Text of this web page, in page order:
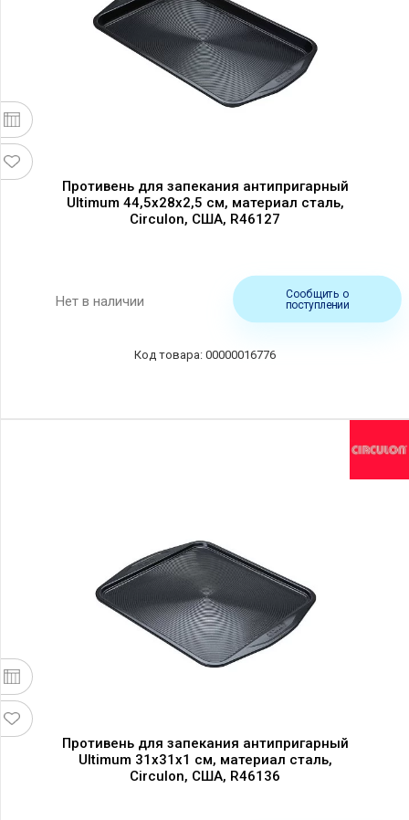
Противень для запекания антипригарный
Ultimum 44,5x28x2,5 см, материал сталь,
Circulon, США, R46127
Нет в наличии
Сообщить о
поступлении
00000016776
Противень для запекания антипригарный
Ultimum 31x31x1 см, материал сталь,
Circulon, США, R46136